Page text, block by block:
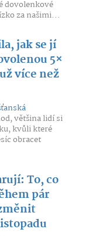
dovolenkové
za našimi...
jak se jí
5×
více než
většina lidí si
kvůli které
obracet
To, co
pár